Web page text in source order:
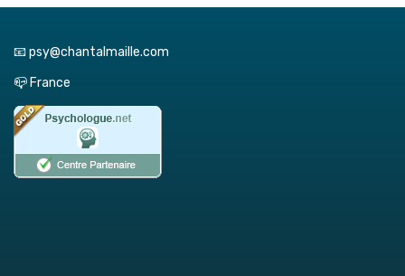
📧 psy@chantalmaille.com
📪 France